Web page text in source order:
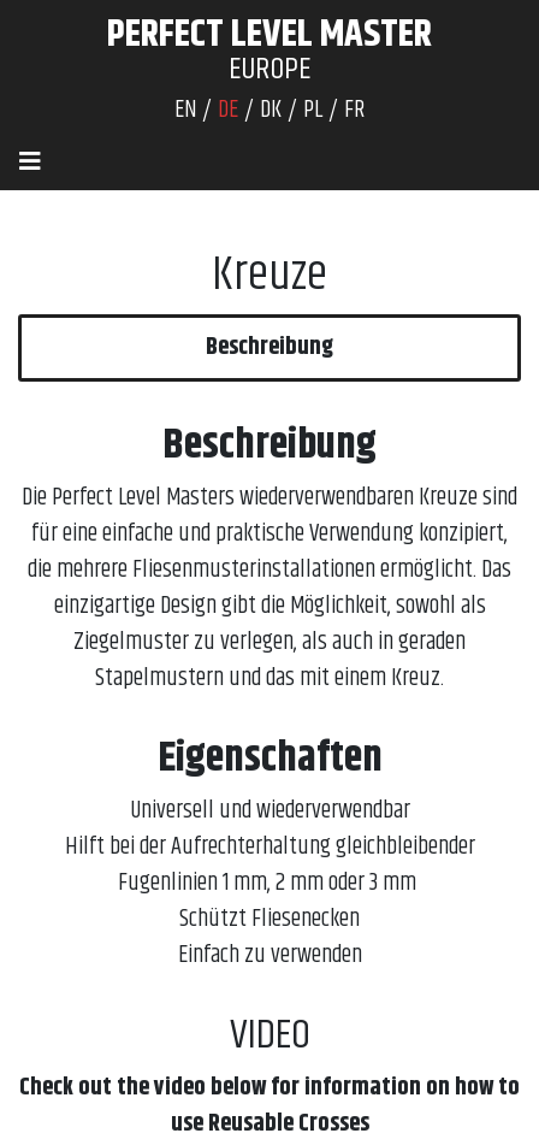
PERFECT LEVEL MASTER
EUROPE
EN DE DK PL FR
Kreuze
Beschreibung
Beschreibung
Die Perfect Level Masters wiederverwendbaren Kreuze sind
für eine einfache und praktische Verwendung konzipiert,
die mehrere Fliesenmusterinstallationen ermöglicht. Das
einzigartige Design gibt die Möglichkeit, sowohl als
Ziegelmuster zu verlegen, als auch in geraden
Stapelmustern und das mit einem Kreuz.
Eigenschaften
Universell und wiederverwendbar
Hilft bei der Aufrechterhaltung gleichbleibender
Fugenlinien 1 mm, 2 mm oder 3 mm
Schützt Fliesenecken
Einfach zu verwenden
VIDEO
Check out the video below for information on how to
use Reusable Crosses